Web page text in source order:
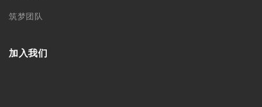
筑梦团队
加入我们